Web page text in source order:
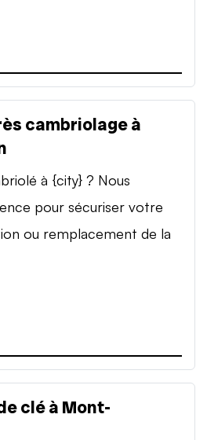
cambriolage à
à {city} ? Nous
pour sécuriser votre
ou remplacement de la
clé à Mont-